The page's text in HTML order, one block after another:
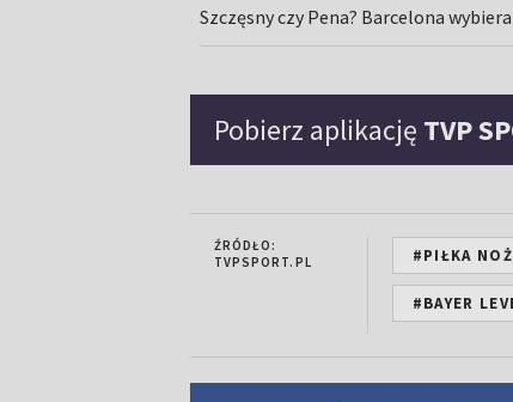
Szczęsny czy Pena? Barcelona
Pobierz aplikację TVP
ŹRÓDŁO:
TVPSPORT.PL
#PIŁKA
#BAYER